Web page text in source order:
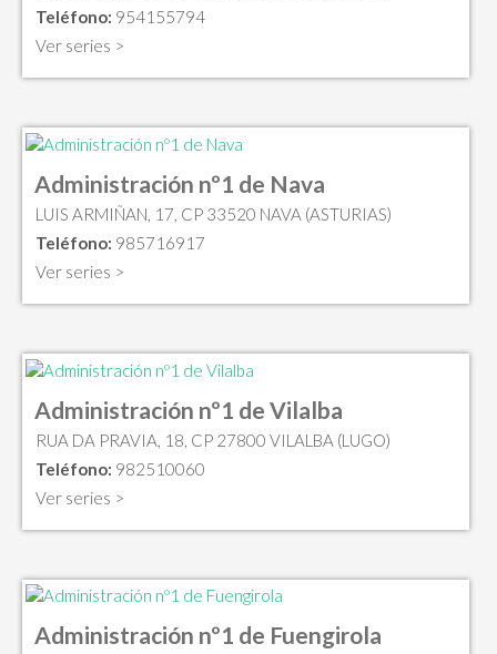
Teléfono: 954155794
Ver series >
Administración nº1 de Nava
LUIS ARMIÑAN, 17, CP 33520 NAVA (ASTURIAS)
Teléfono: 985716917
Ver series >
Administración nº1 de Vilalba
RUA DA PRAVIA, 18, CP 27800 VILALBA (LUGO)
Teléfono: 982510060
Ver series >
Administración nº1 de Fuengirola